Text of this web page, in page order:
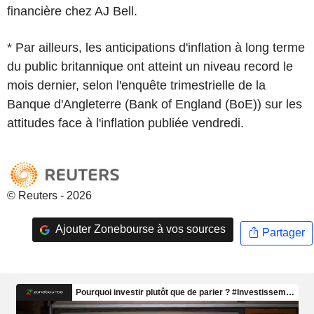
financière chez AJ Bell.
* Par ailleurs, les anticipations d'inflation à long terme
du public britannique ont atteint un niveau record le
mois dernier, selon l'enquête trimestrielle de la
Banque d'Angleterre (Bank of England (BoE)) sur les
attitudes face à l'inflation publiée vendredi.
© Reuters - 2026
Ajouter Zonebourse à vos sources Partager